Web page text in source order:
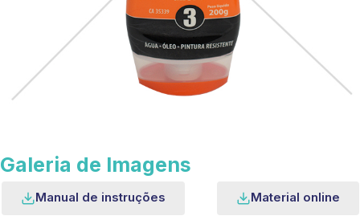
Galeria de Imagens
Manual de instruções Material online